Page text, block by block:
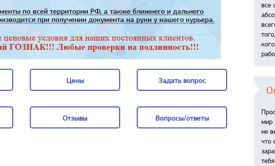
Цены Задать вопрос
Отзывы Вопросы/ответы
все
мир
не
что